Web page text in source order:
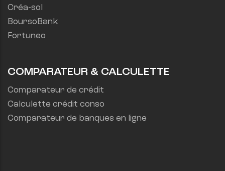
Créa-sol
BoursoBank
Fortuneo
COMPARATEUR & CALCULETTE
Comparateur de crédit
Calculette crédit conso
Comparateur de banques en ligne